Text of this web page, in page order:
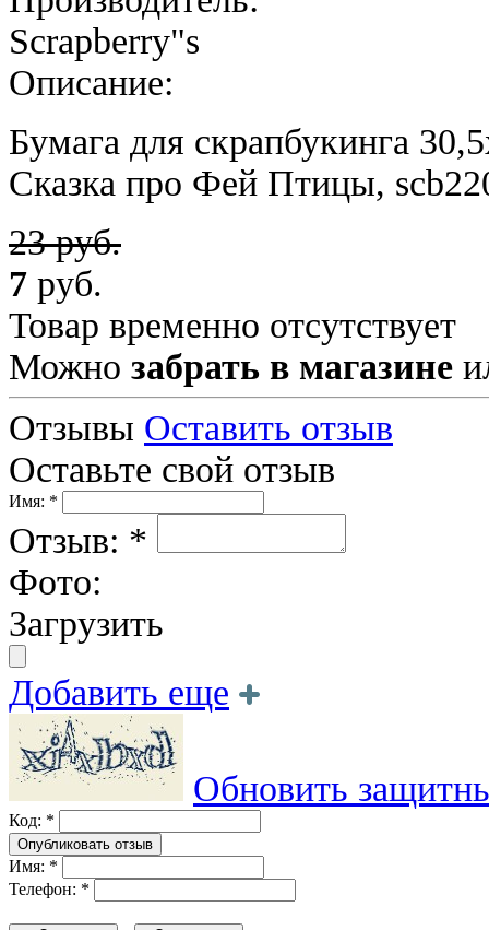
Scrapberry"s
Описание:
Бумага для скрапбукинга
Сказка про Фей Птицы,
23 руб.
7 руб.
Товар временно отсутствует
Можно забрать в магазине
Отзывы Оставить отзыв
Оставьте свой отзыв
Имя: *
Отзыв: *
Фото:
Загрузить
Добавить еще
Обновить
Код: *
Имя: *
Телефон: *